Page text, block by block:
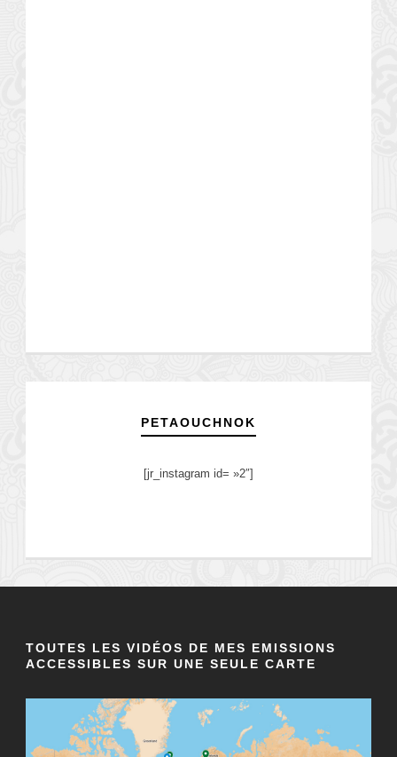
PETAOUCHNOK
[jr_instagram id= »2″]
TOUTES LES VIDÉOS DE MES EMISSIONS
ACCESSIBLES SUR UNE SEULE CARTE